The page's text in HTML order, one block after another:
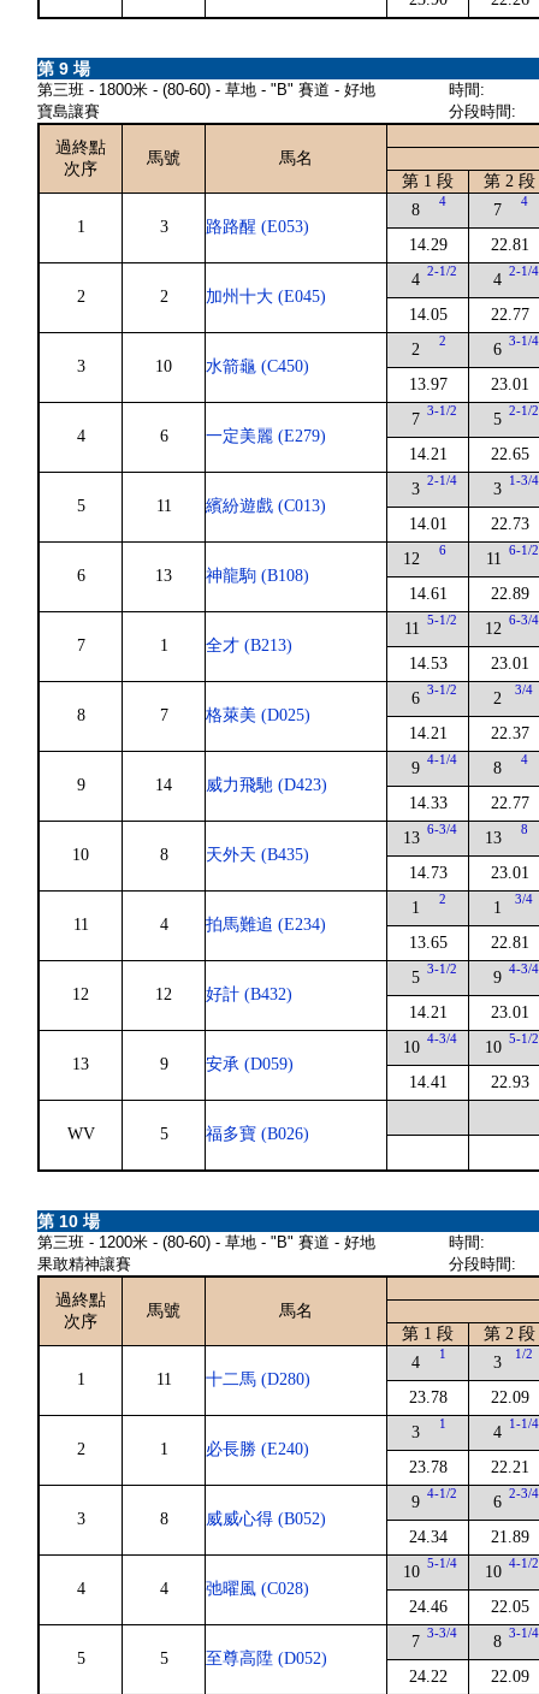
第 9 場
第三班 - 1800米 - (80-60) - 草地 - "B" 賽道 - 好地
寶島讓賽
時間:
分段時間:
過終點
次序
馬號
馬名
第 1 段
第 2 段
1 3 路路醒 (E053)
8 4
14.29
7 4
22.81
2 2 加州十大 (E045)
4 2-1/2
14.05
4 2-1/4
22.77
3 10 水箭龜 (C450)
2 2
13.97
6 3-1/4
23.01
4 6 一定美麗 (E279)
7 3-1/2
14.21
5 2-1/2
22.65
5 11 繽紛遊戲 (C013)
3 2-1/4
14.01
3 1-3/4
22.73
6 13 神龍駒 (B108)
12 6
14.61
11 6-1/2
22.89
7 1 全才 (B213)
11 5-1/2
14.53
12 6-3/4
23.01
8 7 格萊美 (D025)
6 3-1/2
14.21
2 3/4
22.37
9 14 威力飛馳 (D423)
9 4-1/4
14.33
8 4
22.77
10 8 天外天 (B435)
13 6-3/4
14.73
13 8
23.01
11 4 拍馬難追 (E234)
1 2
13.65
1 3/4
22.81
12 12 好計 (B432)
5 3-1/2
14.21
9 4-3/4
23.01
13 9 安承 (D059)
10 4-3/4
14.41
10 5-1/2
22.93
WV 5 福多寶 (B026)
第 10 場
第三班 - 1200米 - (80-60) - 草地 - "B" 賽道 - 好地
果敢精神讓賽
時間:
分段時間:
過終點
次序
馬號
馬名
第 1 段
第 2 段
1 11 十二馬 (D280)
4 1
23.78
3 1/2
22.09
2 1 必長勝 (E240)
3 1
23.78
4 1-1/4
22.21
3 8 威威心得 (B052)
9 4-1/2
24.34
6 2-3/4
21.89
4 4 弛曜風 (C028)
10 5-1/4
24.46
10 4-1/2
22.05
5 5 至尊高陞 (D052)
7 3-3/4
24.22
8 3-1/4
22.09